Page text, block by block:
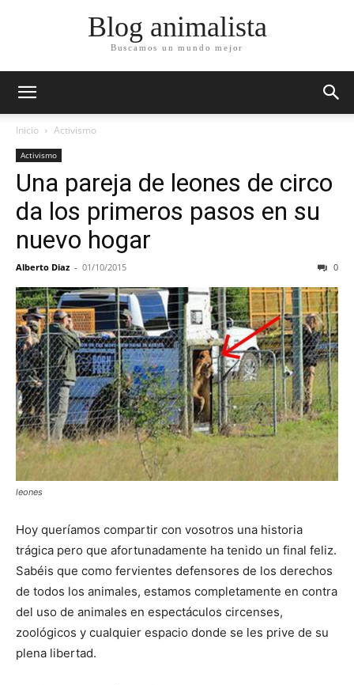
Blog animalista
Buscamos un mundo mejor
Inicio Activismo
Activismo
Una pareja de leones de circo
da los primeros pasos en su
nuevo hogar
Alberto Diaz - 01/10/2015 0
leones
Hoy queríamos compartir con vosotros una historia
trágica pero que afortunadamente ha tenido un final feliz.
Sabéis que como fervientes defensores de los derechos
de todos los animales, estamos completamente en contra
del uso de animales en espectáculos circenses,
zoológicos y cualquier espacio donde se les prive de su
plena libertad.